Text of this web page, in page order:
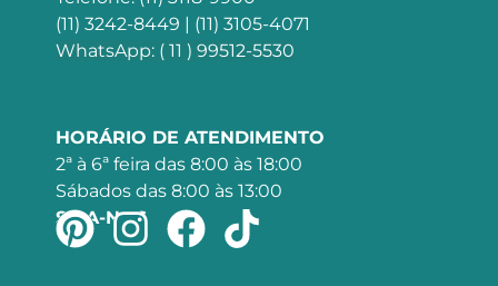
(11) 3242-8449 | (11) 3105-4071
WhatsApp: ( 11 ) 99512-5530
HORÁRIO DE ATENDIMENTO
2ª à 6ª feira das 8:00 às 18:00
Sábados das 8:00 às 13:00
SIGA-NOS